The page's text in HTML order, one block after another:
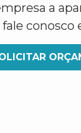
a
conosco